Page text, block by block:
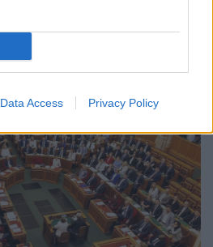
Data Access Privacy Policy